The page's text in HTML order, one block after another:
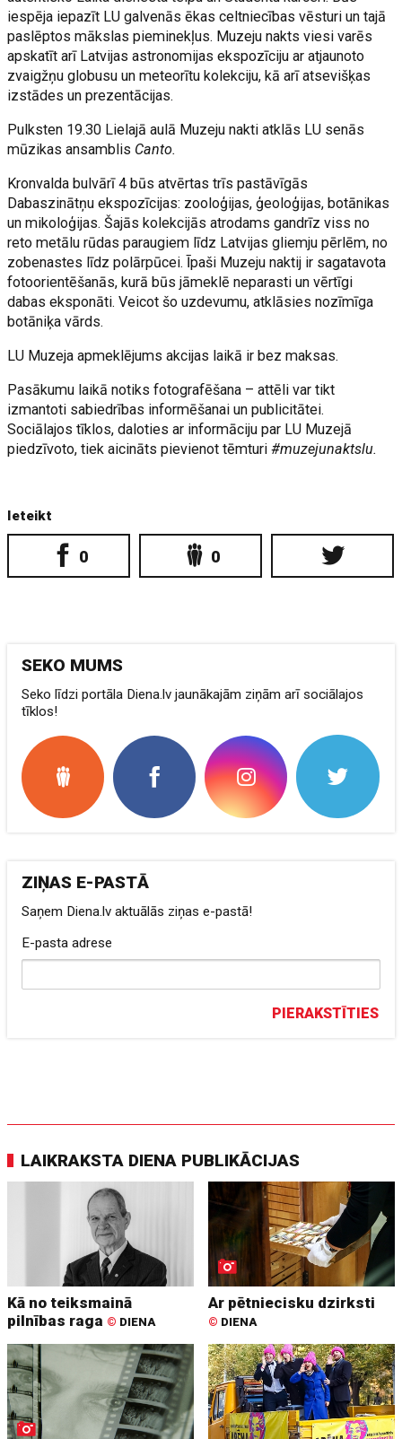
iespēja iepazīt LU galvenās ēkas celtniecības vēsturi un tajā
paslēptos mākslas pieminekļus. Muzeju nakts viesi varēs
apskatīt arī Latvijas astronomijas ekspozīciju ar atjaunoto
zvaigžņu globusu un meteorītu kolekciju, kā arī atsevišķas
izstādes un prezentācijas.
Pulksten 19.30 Lielajā aulā Muzeju nakti atklās LU senās
mūzikas ansamblis Canto.
Kronvalda bulvārī 4 būs atvērtas trīs pastāvīgās
Dabaszinātņu ekspozīcijas: zooloģijas, ģeoloģijas, botānikas
un mikoloģijas. Šajās kolekcijās atrodams gandrīz viss no
reto metālu rūdas paraugiem līdz Latvijas gliemju pērlēm, no
zobenastes līdz polārpūcei. Īpaši Muzeju naktij ir sagatavota
fotoorientēšanās, kurā būs jāmeklē neparasti un vērtīgi
dabas eksponāti. Veicot šo uzdevumu, atklāsies nozīmīga
botāniķa vārds.
LU Muzeja apmeklējums akcijas laikā ir bez maksas.
Pasākumu laikā notiks fotografēšana – attēli var tikt
izmantoti sabiedrības informēšanai un publicitātei.
Sociālajos tīklos, daloties ar informāciju par LU Muzejā
piedzīvoto, tiek aicināts pievienot tēmturi#muzejunaktslu.
Ieteikt
0 0
SEKO MUMS
Seko līdzi portāla Diena.lv jaunākajām ziņām arī sociālajos
tīklos!
ZIŅAS E-PASTĀ
Saņem Diena.lv aktuālās ziņas e-pastā!
E-pasta adrese
PIERAKSTĪTIES
LAIKRAKSTA DIENA PUBLIKĀCIJAS
Kā no teiksmainā
pilnības raga © DIENA
Ar pētniecisku dzirksti
© DIENA